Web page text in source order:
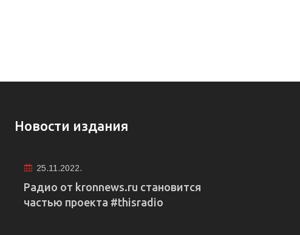
Новости издания
25.11.2022.
Радио от kronnews.ru становится
частью проекта #thisradio